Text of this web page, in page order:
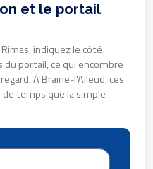
et le portail
indiquez le côté
du portail, ce qui encombre
À Braine-l'Alleud, ces
temps que la simple